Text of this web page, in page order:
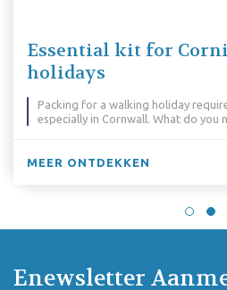
Essential kit for
holidays
Packing for a walking holiday
especially in Cornwall. What do you
MEER ONTDEKKEN
Enewsletter